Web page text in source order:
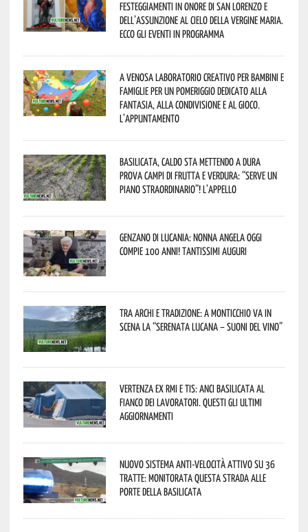
festeggiamenti in onore di San Lorenzo e
dell’assunzione al cielo della Vergine Maria.
Ecco gli eventi in programma
A Venosa laboratorio creativo per bambini e
famiglie per un pomeriggio dedicato alla
fantasia, alla condivisione e al gioco.
L’appuntamento
Basilicata, caldo sta mettendo a dura
prova campi di frutta e verdura: “Serve un
piano straordinario”! L’appello
Genzano di Lucania: nonna Angela oggi
compie 100 anni! Tantissimi auguri
Tra archi e tradizione: a Monticchio va in
scena la “Serenata lucana – suoni del vino”
Vertenza ex RMI e TIS: ANCI Basilicata al
fianco dei lavoratori. Questi gli ultimi
aggiornamenti
Nuovo sistema anti-velocità attivo su 36
tratte: monitorata questa strada alle
porte della Basilicata